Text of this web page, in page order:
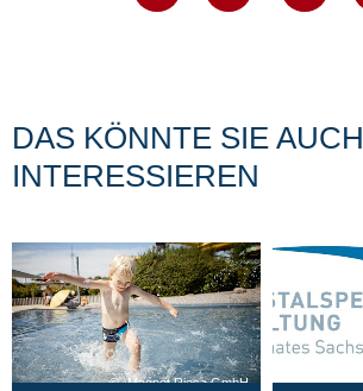
DAS KÖNNTE SIE AUCH
INTERESSIEREN
Magnet Riesa GmbH